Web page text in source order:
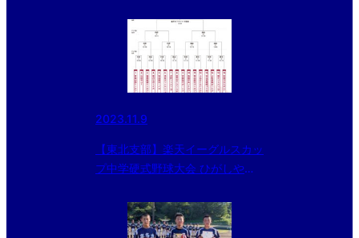
2023.11.9
【東北支部】楽天イーグルスカッ
プ中学硬式野球大会 ひがしやま